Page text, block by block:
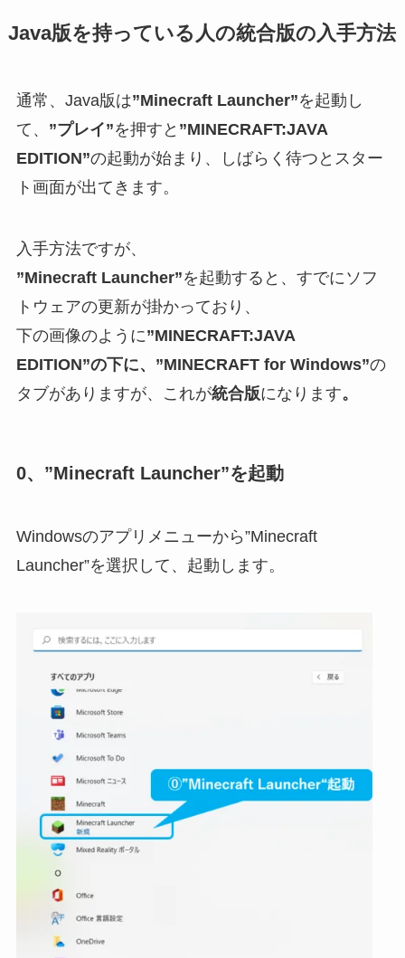
Java版を持っている人の統合版の入手方法
通常、Java版は”Minecraft Launcher”を起動し
て、 ”プレイ”を押すと ”MINECRAFT:JAVA
EDITION”の起動が始まり、しばらく待つとスター
ト画面が出てきます。
入手方法ですが、
”Minecraft Launcher”を起動すると、すでにソフ
トウェアの更新が掛かっており、
下の画像のように”MINECRAFT:JAVA
EDITION”の下に、”MINECRAFT for Windows”の
タブがありますが、これが統合版になります。
0、”Minecraft Launcher”を起動
Windowsのアプリメニューから”Minecraft
Launcher”を選択して、起動します。